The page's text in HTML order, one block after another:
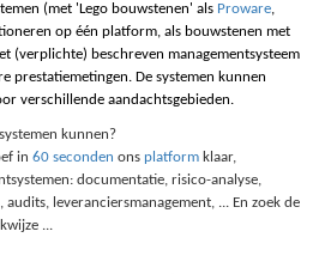
(met 'Lego bouwstenen' als Proware,
op één platform, als bouwstenen met
(verplichte) beschreven managementsysteem
prestatiemetingen. De systemen kunnen
verschillende aandachtsgebieden.
kunnen?
in 60 seconden ons platform klaar,
documentatie, risico-analyse,
leveranciersmanagement, ... En zoek de
...